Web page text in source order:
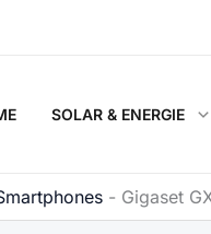
SOLAR & ENERGIE
- Gigaset